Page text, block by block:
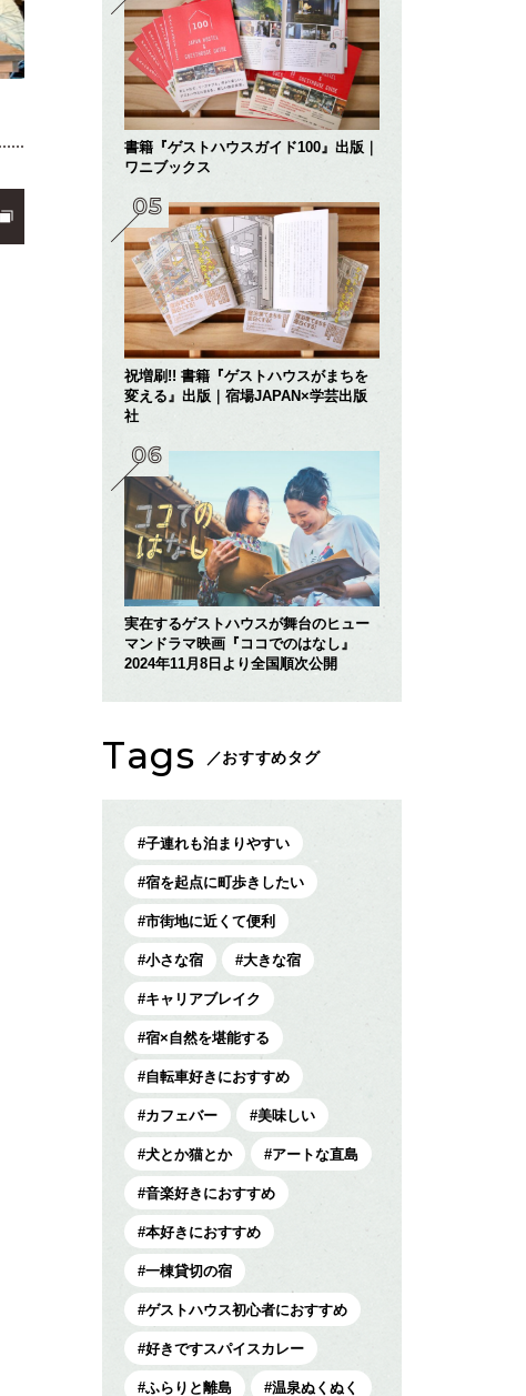
書籍『ゲストハウスガイド100』出版｜
ワニブックス
祝増刷!! 書籍『ゲストハウスがまちを
変える』出版｜宿場JAPAN×学芸出版
社
実在するゲストハウスが舞台のヒュー
マンドラマ映画『ココでのはなし』
2024年11月8日より全国順次公開
Tags ／おすすめタグ
子連れも泊まりやすい
宿を起点に町歩きしたい
市街地に近くて便利
小さな宿 大きな宿
キャリアブレイク
宿×自然を堪能する
自転車好きにおすすめ
カフェバー 美味しい
犬とか猫とか アートな直島
音楽好きにおすすめ
本好きにおすすめ
一棟貸切の宿
ゲストハウス初心者におすすめ
好きですスパイスカレー
ふらりと離島 温泉ぬくぬく